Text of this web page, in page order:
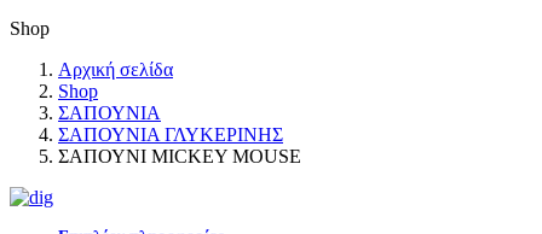
Shop
Αρχική σελίδα
Shop
ΣΑΠΟΥΝΙΑ
ΣΑΠΟΥΝΙΑ ΓΛΥΚΕΡΙΝΗΣ
ΣΑΠΟΥΝΙ MICKEY MOUSE